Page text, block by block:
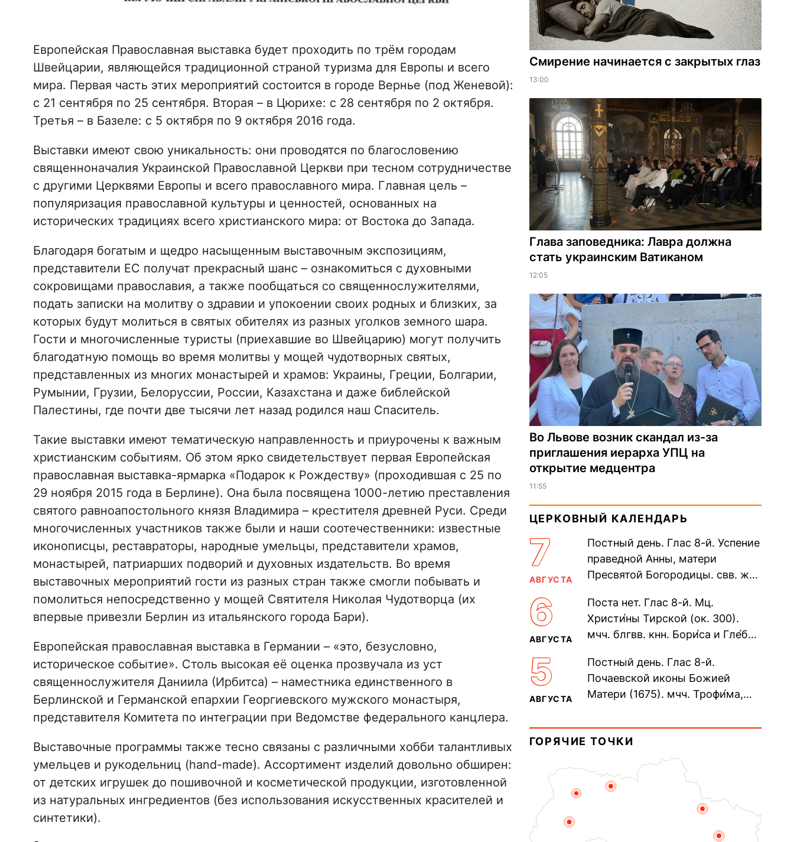
Европейская Православная выставка будет проходить по трём городам
Швейцарии, являющейся традиционной страной туризма для Европы и всего
мира. Первая часть этих мероприятий состоится в городе Вернье (под Женевой):
с 21 сентября по 25 сентября. Вторая – в Цюрихе: с 28 сентября по 2 октября.
Третья – в Базеле: с 5 октября по 9 октября 2016 года.
Выставки имеют свою уникальность: они проводятся по благословению
священноначалия Украинской Православной Церкви при тесном сотрудничестве
с другими Церквями Европы и всего православного мира. Главная цель –
популяризация православной культуры и ценностей, основанных на
исторических традициях всего христианского мира: от Востока до Запада.
Благодаря богатым и щедро насыщенным выставочным экспозициям,
представители ЕС получат прекрасный шанс – ознакомиться с духовными
сокровищами православия, а также пообщаться со священнослужителями,
подать записки на молитву о здравии и упокоении своих родных и близких, за
которых будут молиться в святых обителях из разных уголков земного шара.
Гости и многочисленные туристы (приехавшие во Швейцарию) могут получить
благодатную помощь во время молитвы у мощей чудотворных святых,
представленных из многих монастырей и храмов: Украины, Греции, Болгарии,
Румынии, Грузии, Белоруссии, России, Казахстана и даже библейской
Палестины, где почти две тысячи лет назад родился наш Спаситель.
Такие выставки имеют тематическую направленность и приурочены к важным
христианским событиям. Об этом ярко свидетельствует первая Европейская
православная выставка-ярмарка «Подарок к Рождеству» (проходившая с 25 по
29 ноября 2015 года в Берлине). Она была посвящена 1000-летию преставления
святого равноапостольного князя Владимира – крестителя древней Руси. Среди
многочисленных участников также были и наши соотечественники: известные
иконописцы, реставраторы, народные умельцы, представители храмов,
монастырей, патриарших подворий и духовных издательств. Во время
выставочных мероприятий гости из разных стран также смогли побывать и
помолиться непосредственно у мощей Святителя Николая Чудотворца (их
впервые привезли Берлин из итальянского города Бари).
Европейская православная выставка в Германии – «это, безусловно,
историческое событие». Столь высокая её оценка прозвучала из уст
священнослужителя Даниила (Ирбитса) – наместника единственного в
Берлинской и Германской епархии Георгиевского мужского монастыря,
представителя Комитета по интеграции при Ведомстве федерального канцлера.
Выставочные программы также тесно связаны с различными хобби талантливых
умельцев и рукодельниц (hand-made). Ассортимент изделий довольно обширен:
от детских игрушек до пошивочной и косметической продукции, изготовленной
из натуральных ингредиентов (без использования искусственных красителей и
синтетики).
Смирение начинается с закрытых глаз
13:00
Глава заповедника: Лавра должна
стать украинским Ватиканом
12:05
Во Львове возник скандал из-за
приглашения иерарха УПЦ на
открытие медцентра
11:55
ЦЕРКОВНЫЙ КАЛЕНДАРЬ
7
АВГУСТА
Постный день. Глас 8-й. Успение
праведной Анны, матери
Пресвятой Богородицы. свв. жен
прп. Евпракси́и девы,...
6
АВГУСТА
Поста нет. Глас 8-й. Мц.
Христи́ны Тирской (ок. 300).
мчч. блгвв. кнн. Бори́са и Гле́ба,
Дави́да (1015). Прп....
5
АВГУСТА
Постный день. Глас 8-й.
Почаевской иконы Божией
Матери (1675). мчч. Трофи́ма,
мучеников (284–305). прав.
воина Фео́дора...
ГОРЯЧИЕ ТОЧКИ